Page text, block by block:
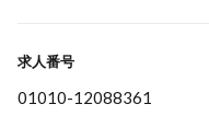
求人番号
01010-12088361